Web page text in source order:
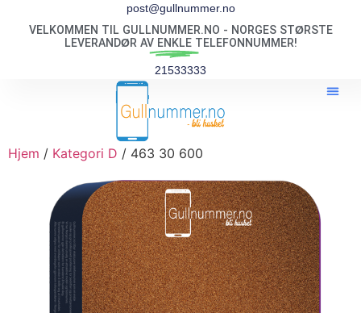
post@gullnummer.no
VELKOMMEN TIL GULLNUMMER.NO - NORGES STØRSTE
LEVERANDØR AV ENKLE TELEFONNUMMER!
21533333
Hjem / Kategori D / 463 30 600